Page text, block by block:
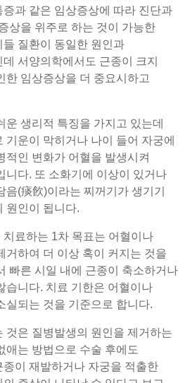
과 같은 임상증상에 따라 진단과
상을 위주로 하는 것이 가능한
질환이 동일한 원인과
서양의학에서도 근종이 크지
한 임상증상을 더 중요시하고
운 생리적 특징을 가지고 있는데
기운이 막히거나 나이 들어 자궁에
적인 변화가 어혈을 발생시켜
니다. 또 소화기에 이상이 있거나
음(痰飮)이라는 찌꺼기가 생기기
원인이 됩니다.
료하는 1차 목표는 어혈이나
거하여 더 이상 혹이 커지는 것을
빠른 시일 내에 근종이 축소하거나
습니다. 치료 기한은 어혈이나
실되는 것을 기준으로 합니다.
것은 질병발생의 원인을 제거하는
애는 방법으로 수술 후에도
이 재발하거나 자궁을 적출한